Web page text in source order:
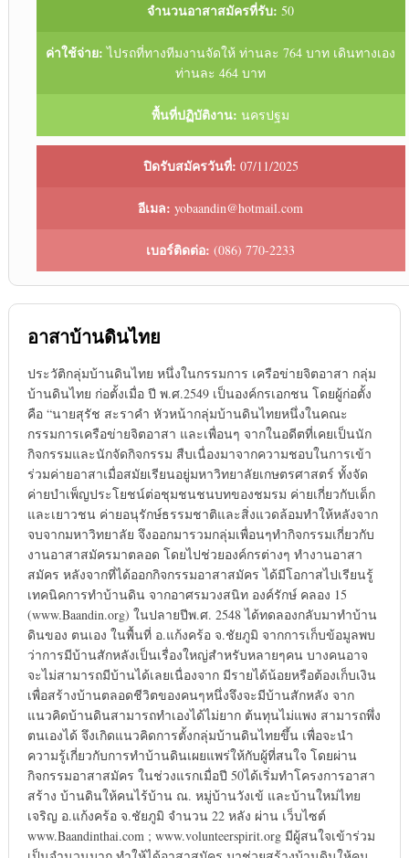
จำนวนอาสาสมัครที่รับ: 50
ค่าใช้จ่าย: ไปรถที่ทางทีมงานจัดให้ ท่านละ 764 บาท เดินทางเอง
ท่านละ 464 บาท
พื้นที่ปฏิบัติงาน: นครปฐม
ปิดรับสมัครวันที่: 07/11/2025
อีเมล: yobaandin@hotmail.com
เบอร์ติดต่อ: (086) 770-2233
อาสาบ้านดินไทย
ประวัติกลุ่มบ้านดินไทย หนึ่งในกรรมการ เครือข่ายจิตอาสา กลุ่ม
บ้านดินไทย ก่อตั้งเมื่อ ปี พ.ศ.2549 เป็นองค์กรเอกชน โดยผู้ก่อตั้ง
คือ “นายสุรัช สะราคำ หัวหน้ากลุ่มบ้านดินไทยหนึ่งในคณะ
กรรมการเครือข่ายจิตอาสา และเพื่อนๆ จากในอดีตที่เคยเป็นนัก
กิจกรรมและนักจัดกิจกรรม สืบเนื่องมาจากความชอบในการเข้า
ร่วมค่ายอาสาเมื่อสมัยเรียนอยู่มหาวิทยาลัยเกษตรศาสตร์ ทั้งจัด
ค่ายบำเพ็ญประโยชน์ต่อชุมชนชนบทของชมรม ค่ายเกี่ยวกับเด็ก
และเยาวชน ค่ายอนุรักษ์ธรรมชาติและสิ่งแวดล้อมทำให้หลังจาก
จบจากมหาวิทยาลัย จึงออกมารวมกลุ่มเพื่อนๆทำกิจกรรมเกี่ยวกับ
งานอาสาสมัครมาตลอด โดยไปช่วยองค์กรต่างๆ ทำงานอาสา
สมัคร หลังจากที่ได้ออกกิจกรรมอาสาสมัคร ได้มีโอกาสไปเรียนรู้
เทคนิคการทำบ้านดิน จากอาศรมวงสนิท องค์รักษ์ คลอง 15
(www.Baandin.org) ในปลายปีพ.ศ. 2548 ได้ทดลองกลับมาทำบ้าน
ดินของ ตนเอง ในพื้นที่ อ.แก้งคร้อ จ.ชัยภูมิ จากการเก็บข้อมูลพบ
ว่าการมีบ้านสักหลังเป็นเรื่องใหญ่สำหรับหลายๆคน บางคนอาจ
จะไม่สามารถมีบ้านได้เลยเนื่องจาก มีรายได้น้อยหรือต้องเก็บเงิน
เพื่อสร้างบ้านตลอดชีวิตของคนๆหนึ่งจึงจะมีบ้านสักหลัง จาก
แนวคิดบ้านดินสามารถทำเองได้ไม่ยาก ต้นทุนไม่แพง สามารถพึ่ง
ตนเองได้ จึงเกิดแนวคิดการตั้งกลุ่มบ้านดินไทยขึ้น เพื่อจะนำ
ความรู้เกี่ยวกับการทำบ้านดินเผยแพร่ให้กับผู้ที่สนใจ โดยผ่าน
กิจกรรมอาสาสมัคร ในช่วงแรกเมื่อปี 50ได้เริ่มทำโครงการอาสา
สร้าง บ้านดินให้คนไร้บ้าน ณ. หมู่บ้านวังเข้ และบ้านใหม่ไทย
เจริญ อ.แก้งคร้อ จ.ชัยภูมิ จำนวน 22 หลัง ผ่าน เว็บไซต์
www.Baandinthai.com ; www.volunteerspirit.org มีผู้สนใจเข้าร่วม